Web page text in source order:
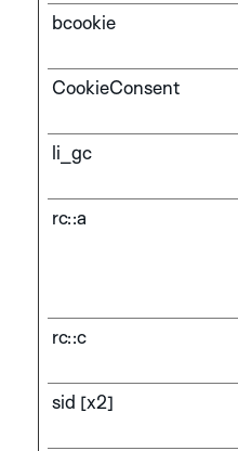
bcookie
CookieConsent
li_gc
rc::a
rc::c
sid [x2]